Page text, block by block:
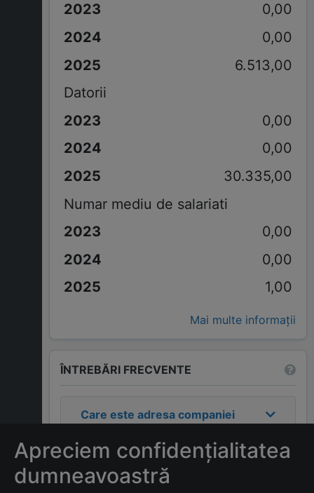
0,00
0,00
6.513,00
Datorii
0,00
0,00
30.335,00
Numar mediu de salariati
0,00
0,00
1,00
Mai multe informații
ÎNTREBĂRI FRECVENTE
Care este adresa companiei
Care este contactul
companieiROMTRANSIVA
Apreciem confidențialitatea
dumneavoastră